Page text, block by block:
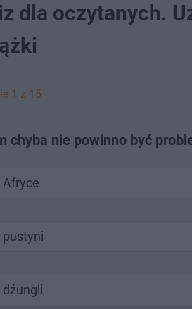
dla oczytanych.
1 z 15
chyba nie powinno być
Afryce
pustyni
dźungli